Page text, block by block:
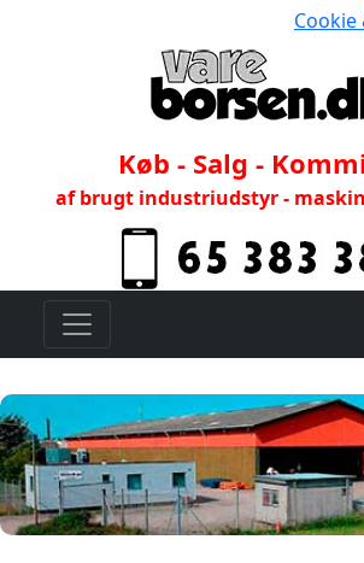
Køb - Salg -
af brugt industriudstyr -